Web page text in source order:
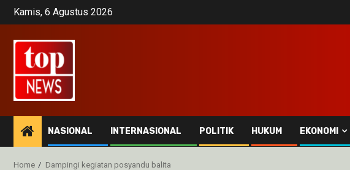
SkipKamis, 6 Agustus 2026
NASIONAL INTERNASIONAL POLITIK HUKUM EKONOMI
Home Dampingi kegiatan posyandu balita